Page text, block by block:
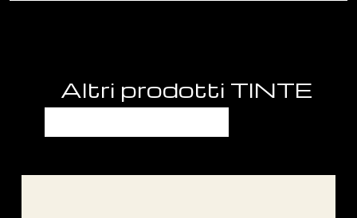
Altri prodotti TINTE
UNITE